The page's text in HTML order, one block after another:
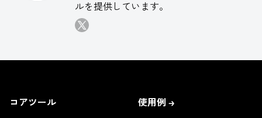
ルを提供しています。
コアツール 使用例 →